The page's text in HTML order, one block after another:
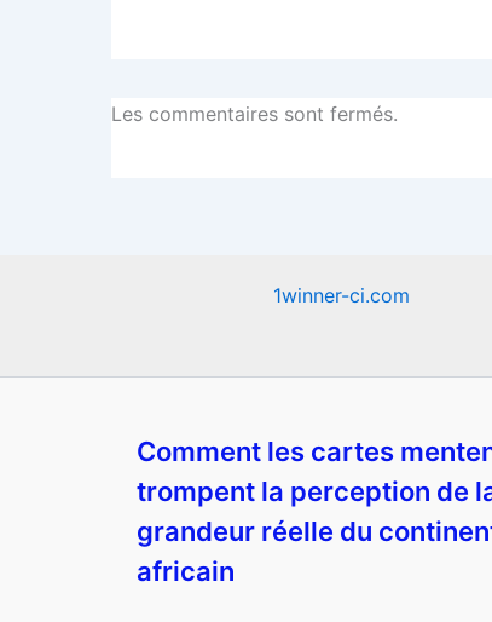
Les commentaires sont fermés.
1winner-ci.com
Comment les cartes
trompent la perception de
grandeur réelle du
africain